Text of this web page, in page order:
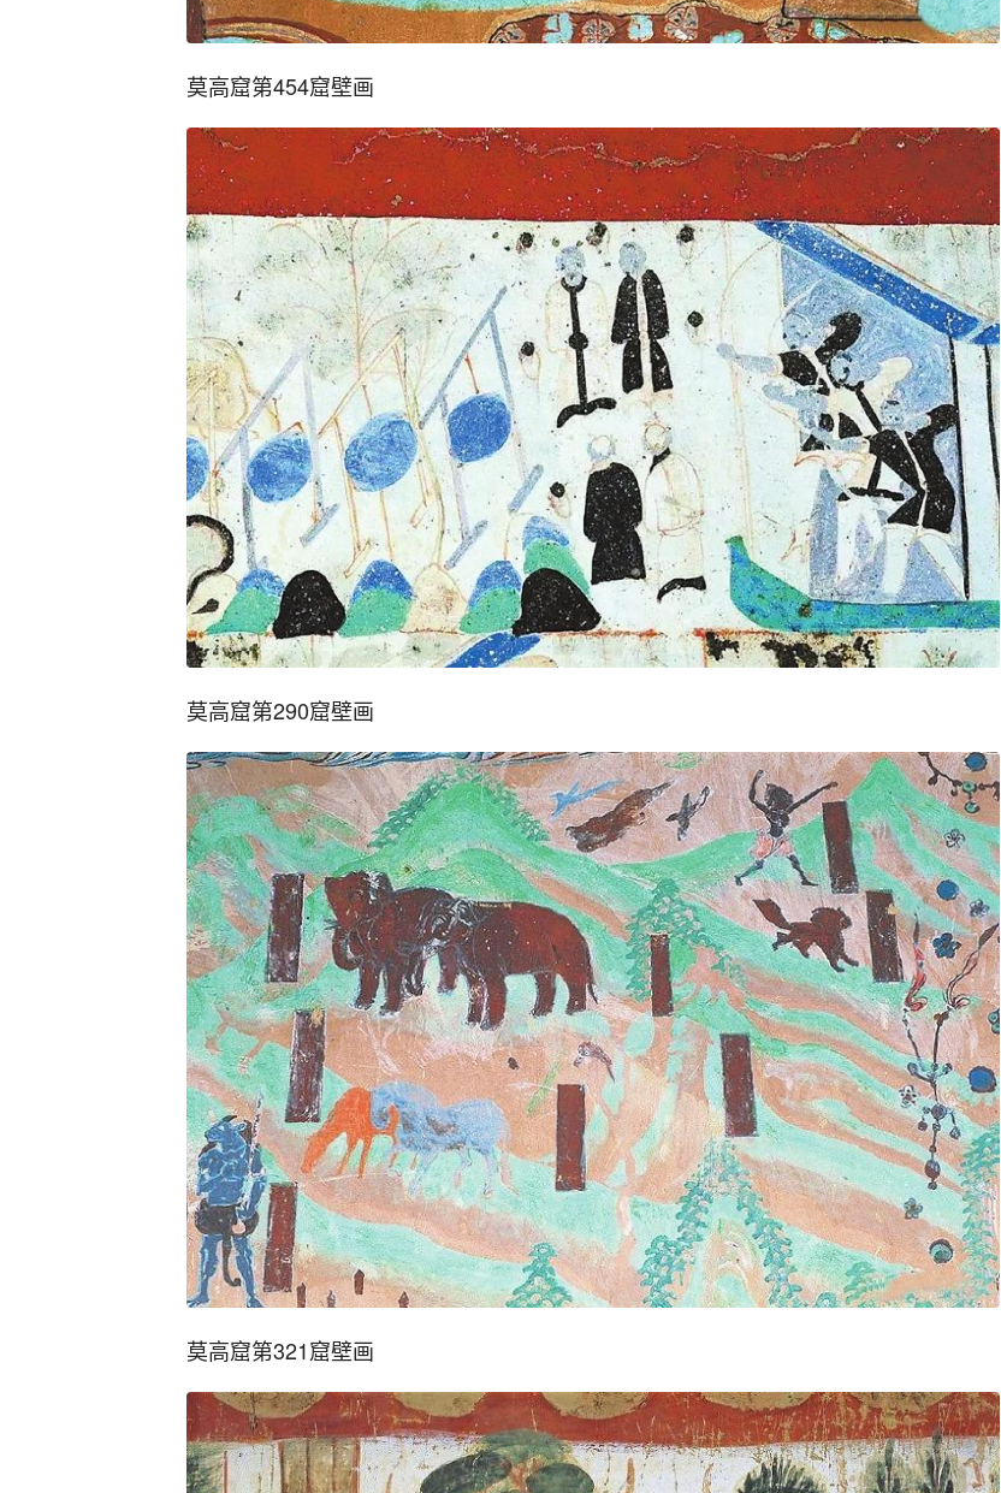
莫高窟第454窟壁画
莫高窟第290窟壁画
莫高窟第321窟壁画